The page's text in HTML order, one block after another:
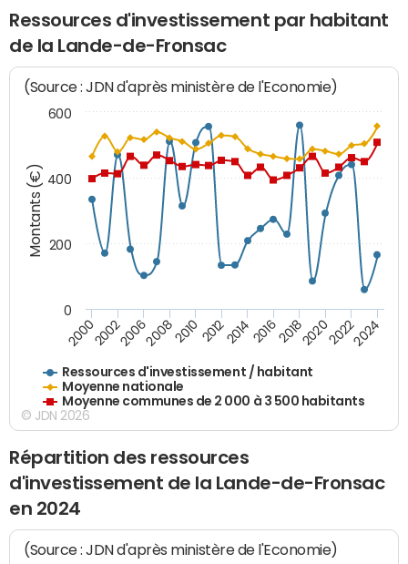
Ressources d'investissement par habitant
de la Lande-de-Fronsac
Montants (€)
(Source : JDN d'après ministère de l'Economie)
Ressources d'investissement / habitant
Moyenne nationale
Moyenne communes de 2 000 à 3 500 habitants
20002002200620082010 2012201420162018202020222024
0
200
400
600
© JDN 2026
Répartition des ressources
d'investissement de la Lande-de-Fronsac
en 2024
(Source : JDN d'après ministère de l'Economie)